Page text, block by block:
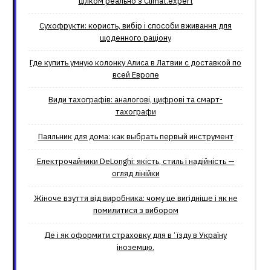
Сухофрукти: користь, вибір і способи вживання для
щоденного раціону
Где купить умную колонку Алиса в Латвии с доставкой по
всей Европе
Види тахографів: аналогові, цифрові та смарт-
тахографи
Паяльник для дома: как выбрать первый инструмент
Електрочайники DeLonghi: якість, стиль і надійність —
огляд лінійки
Жіноче взуття від виробника: чому це вигідніше і як не
помилитися з вибором
Де і як оформити страховку для вʼїзду в Україну
іноземцю.